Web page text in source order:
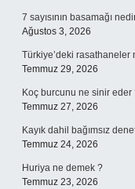
7 sayısının basamağı
Ağustos 3, 2026
Türkiye’deki rasathaneler
Temmuz 29, 2026
Koç burcunu ne sinir eder
Temmuz 27, 2026
Kayık dahil bağımsız
Temmuz 24, 2026
Huriya ne demek ?
Temmuz 23, 2026